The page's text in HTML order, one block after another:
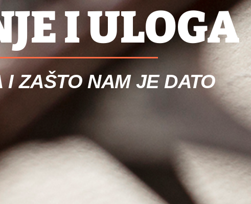
I ULOGA
I ZAŠTO NAM JE DATO